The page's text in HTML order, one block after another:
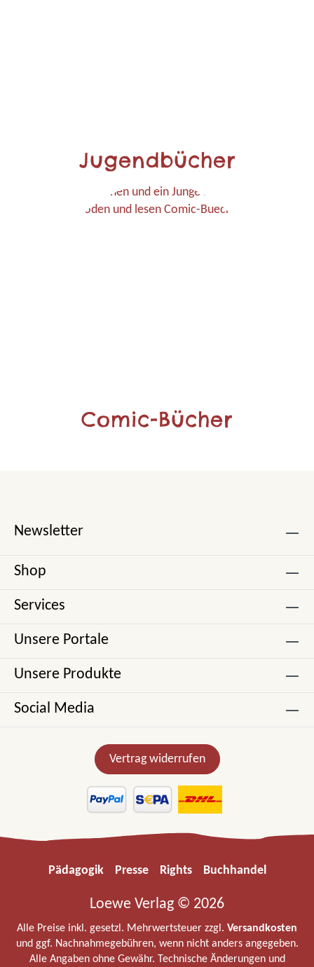
Jugendbücher
Comic-Bücher
Newsletter
Shop
Services
Unsere Portale
Unsere Produkte
Social Media
Vertrag widerrufen
Pädagogik Presse Rights Buchhandel
Loewe Verlag © 2026
Alle Preise inkl. gesetzl. Mehrwertsteuer zzgl. Versandkosten
und ggf. Nachnahmegebühren, wenn nicht anders angegeben.
Alle Angaben ohne Gewähr. Technische Änderungen und